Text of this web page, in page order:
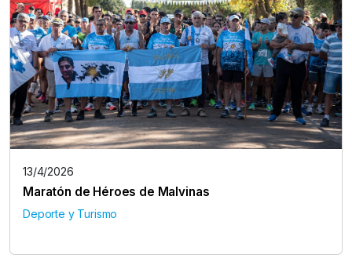
13/4/2026
Maratón de Héroes de Malvinas
Deporte y Turismo